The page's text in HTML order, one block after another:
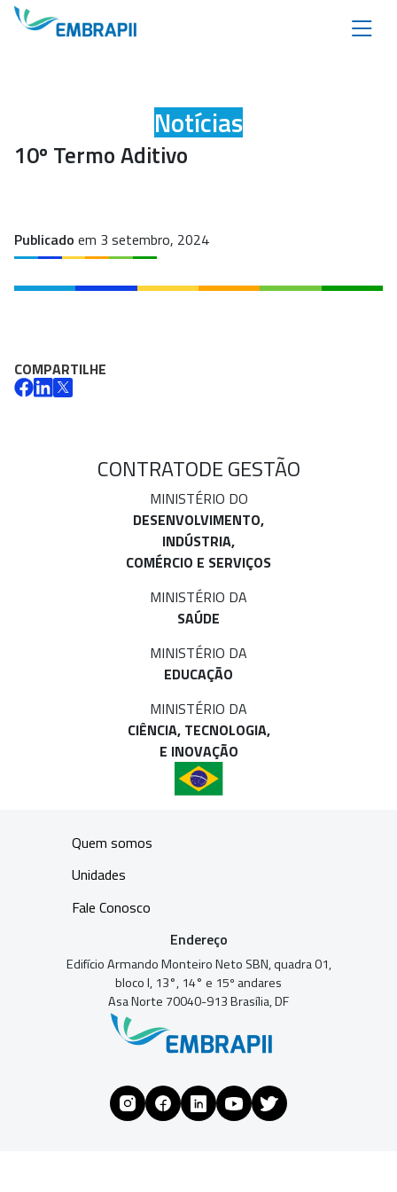
Notícias
10º Termo Aditivo
Publicado em 3 setembro, 2024
COMPARTILHE
CONTRATODE GESTÃO
MINISTÉRIO DO
DESENVOLVIMENTO,
INDÚSTRIA,
COMÉRCIO E SERVIÇOS
MINISTÉRIO DA
SAÚDE
MINISTÉRIO DA
EDUCAÇÃO
MINISTÉRIO DA
CIÊNCIA, TECNOLOGIA,
E INOVAÇÃO
Quem somos
Unidades
Fale Conosco
Endereço
Edifício Armando Monteiro Neto SBN, quadra 01,
bloco I, 13°, 14° e 15º andares
Asa Norte 70040-913 Brasília, DF